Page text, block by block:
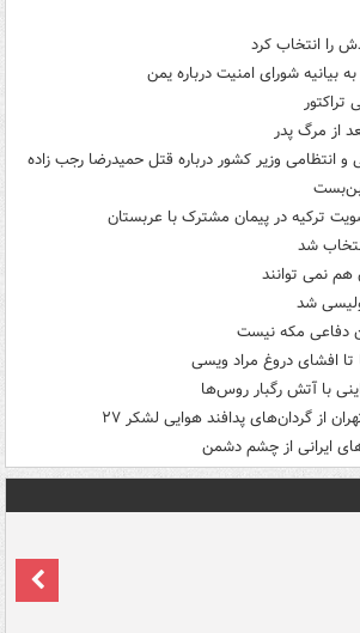
را انتخاب کرد
بیانیه شورای امنیت درباره یمن
از مرگ پدر
انتظامی وزیر کشور درباره قتل حمیدرضا رجب زاده
ترکیه در پیمان مشترک با عربستان
شد
هم نمی توانند
شد
دفاعی مکه نیست
تا افشای دروغ مراد ویسی
با آتش رگبار روس‌ها
از گردان‌های پدافند هوایی لشکر ۲۷
ایرانی از چشم دشمن